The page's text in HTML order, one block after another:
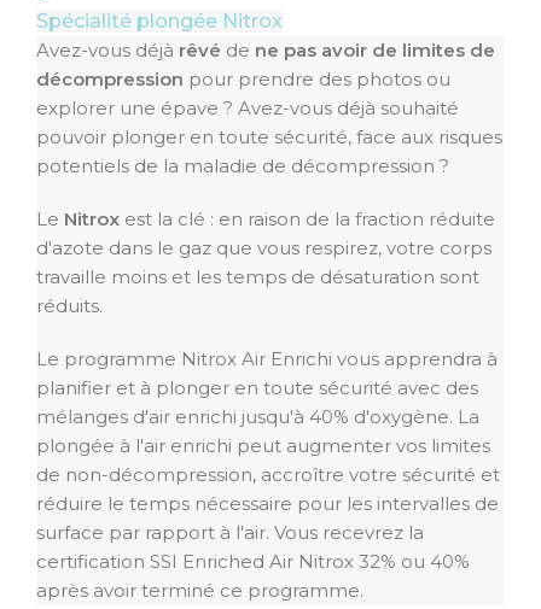
Spécialité plongée Nitrox
Avez-vous déjà rêvé de ne pas avoir de limites de
décompression pour prendre des photos ou
explorer une épave ? Avez-vous déjà souhaité
pouvoir plonger en toute sécurité, face aux risques
potentiels de la maladie de décompression ?
Le Nitrox est la clé : en raison de la fraction réduite
d'azote dans le gaz que vous respirez, votre corps
travaille moins et les temps de désaturation sont
réduits.
Le programme Nitrox Air Enrichi vous apprendra à
planifier et à plonger en toute sécurité avec des
mélanges d'air enrichi jusqu'à 40% d'oxygène. La
plongée à l'air enrichi peut augmenter vos limites
de non-décompression, accroître votre sécurité et
réduire le temps nécessaire pour les intervalles de
surface par rapport à l'air. Vous recevrez la
certification SSI Enriched Air Nitrox 32% ou 40%
après avoir terminé ce programme.